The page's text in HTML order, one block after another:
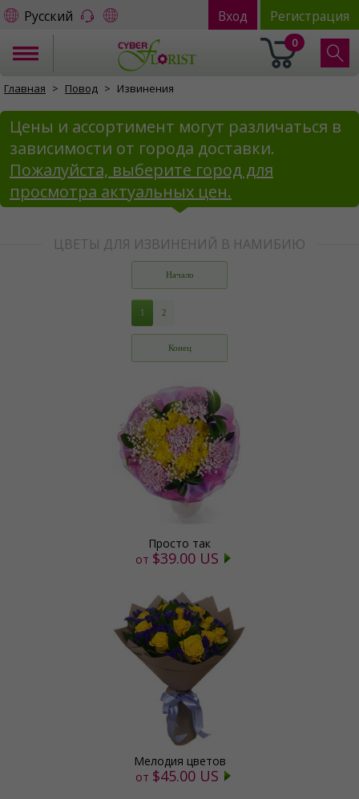
Русский Вход Регистрация
0
Главная Повод Извинения
Цены и ассортимент могут различаться в
зависимости от города доставки.
Пожалуйста, выберите город для
просмотра актуальных цен.
ЦВЕТЫ ДЛЯ ИЗВИНЕНИЙ В НАМИБИЮ
Начало
1 2
Конец
Просто так
от $39.00 US
Мелодия цветов
от $45.00 US